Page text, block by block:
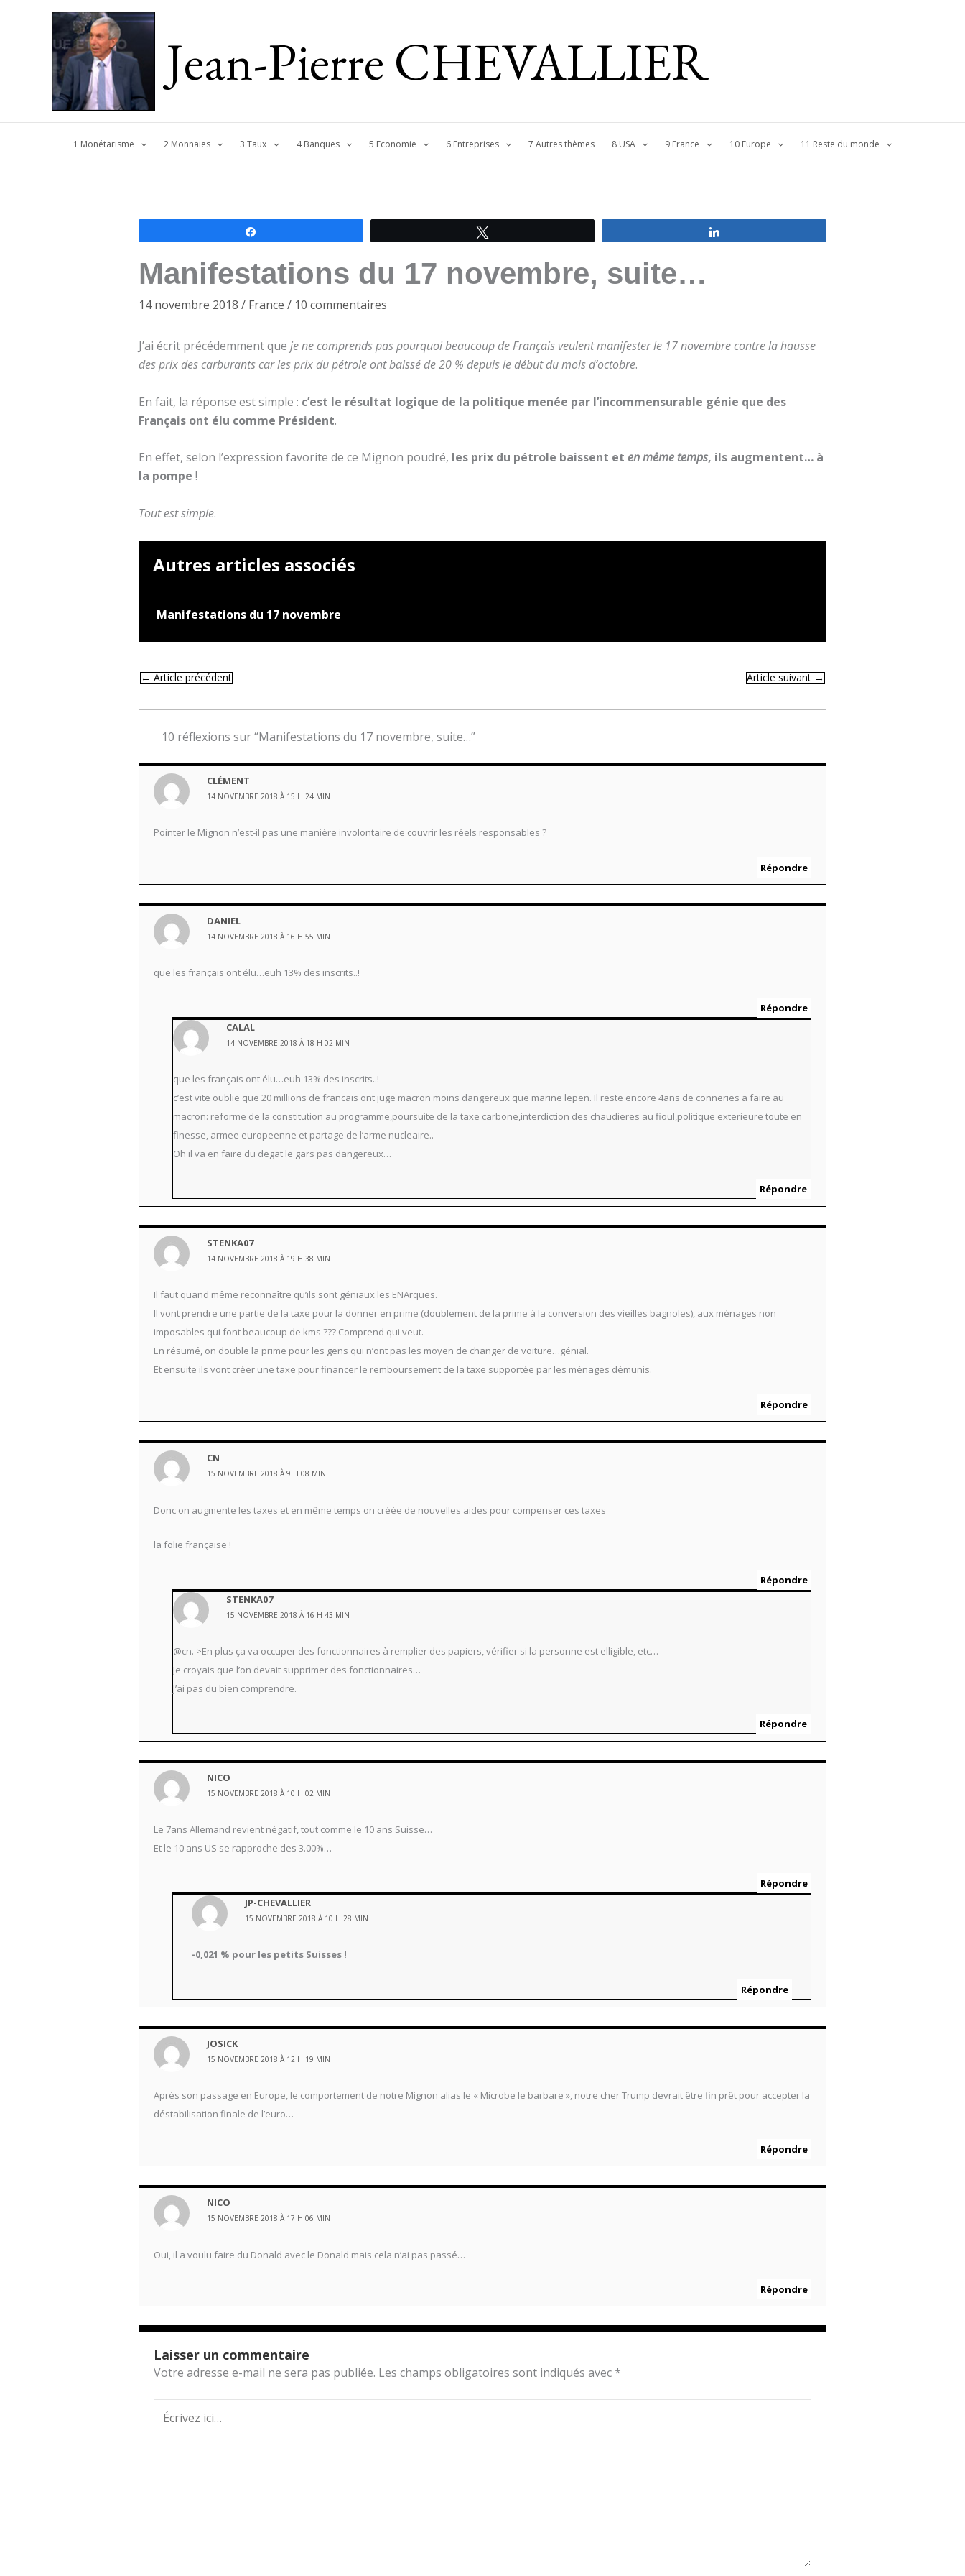
Jean-Pierre CHEVALLIER
1 Monétarisme 2 Monnaies 3 Taux 4 Banques 5 Economie 6 Entreprises 7 Autres thèmes 8 USA 9 France 10 Europe 11 Reste du monde
Manifestations du 17 novembre, suite…
14 novembre 2018 / France / 10 commentaires
J’ai écrit précédemment que je ne comprends pas pourquoi beaucoup de Français veulent manifester le 17 novembre contre la hausse
des prix des carburants car les prix du pétrole ont baissé de 20 % depuis le début du mois d’octobre.
En fait, la réponse est simple : c’est le résultat logique de la politique menée par l’incommensurable génie que des
Français ont élu comme Président.
En effet, selon l’expression favorite de ce Mignon poudré, les prix du pétrole baissent et en même temps, ils augmentent… à
la pompe !
Tout est simple.
Autres articles associés
Manifestations du 17 novembre
←Article précédent Article suivant→
10 réflexions sur “Manifestations du 17 novembre, suite…”
CLÉMENT
14 NOVEMBRE 2018 À 15 H 24 MIN
Pointer le Mignon n’est-il pas une manière involontaire de couvrir les réels responsables ?
Répondre
DANIEL
14 NOVEMBRE 2018 À 16 H 55 MIN
que les français ont élu…euh 13% des inscrits..!
Répondre
CALAL
14 NOVEMBRE 2018 À 18 H 02 MIN
que les français ont élu…euh 13% des inscrits..!
c’est vite oublie que 20 millions de francais ont juge macron moins dangereux que marine lepen. Il reste encore 4ans de conneries a faire au
macron: reforme de la constitution au programme,poursuite de la taxe carbone,interdiction des chaudieres au fioul,politique exterieure toute en
finesse, armee europeenne et partage de l’arme nucleaire..
Oh il va en faire du degat le gars pas dangereux…
Répondre
STENKA07
14 NOVEMBRE 2018 À 19 H 38 MIN
Il faut quand même reconnaître qu’ils sont géniaux les ENArques.
Il vont prendre une partie de la taxe pour la donner en prime (doublement de la prime à la conversion des vieilles bagnoles), aux ménages non
imposables qui font beaucoup de kms ??? Comprend qui veut.
En résumé, on double la prime pour les gens qui n’ont pas les moyen de changer de voiture…génial.
Et ensuite ils vont créer une taxe pour financer le remboursement de la taxe supportée par les ménages démunis.
Répondre
CN
15 NOVEMBRE 2018 À 9 H 08 MIN
Donc on augmente les taxes et en même temps on créée de nouvelles aides pour compenser ces taxes
la folie française !
Répondre
STENKA07
15 NOVEMBRE 2018 À 16 H 43 MIN
@cn. >En plus ça va occuper des fonctionnaires à remplier des papiers, vérifier si la personne est elligible, etc…
Je croyais que l’on devait supprimer des fonctionnaires…
J’ai pas du bien comprendre.
Répondre
NICO
15 NOVEMBRE 2018 À 10 H 02 MIN
Le 7ans Allemand revient négatif, tout comme le 10 ans Suisse…
Et le 10 ans US se rapproche des 3.00%…
Répondre
JP-CHEVALLIER
15 NOVEMBRE 2018 À 10 H 28 MIN
-0,021 % pour les petits Suisses !
Répondre
JOSICK
15 NOVEMBRE 2018 À 12 H 19 MIN
Après son passage en Europe, le comportement de notre Mignon alias le « Microbe le barbare », notre cher Trump devrait être fin prêt pour accepter la
déstabilisation finale de l’euro…
Répondre
NICO
15 NOVEMBRE 2018 À 17 H 06 MIN
Oui, il a voulu faire du Donald avec le Donald mais cela n’ai pas passé…
Répondre
Laisser un commentaire
Votre adresse e-mail ne sera pas publiée. Les champs obligatoires sont indiqués avec *
Écrivez
ici…